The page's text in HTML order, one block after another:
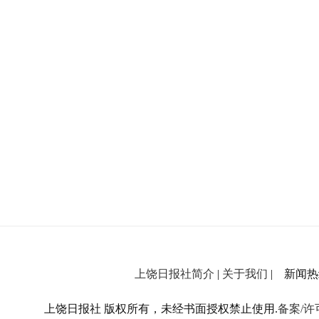
上饶日报社简介 | 关于我们 | 新闻热
上饶日报社 版权所有，未经书面授权禁止使用.备案/许